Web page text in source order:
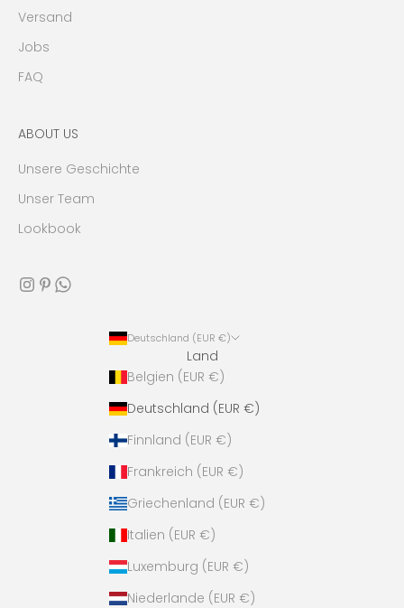
Versand
Jobs
FAQ
ABOUT US
Unsere Geschichte
Unser Team
Lookbook
Deutschland (EUR €)
Land
Belgien (EUR €)
Deutschland (EUR €)
Finnland (EUR €)
Frankreich (EUR €)
Griechenland (EUR €)
Italien (EUR €)
Luxemburg (EUR €)
Niederlande (EUR €)